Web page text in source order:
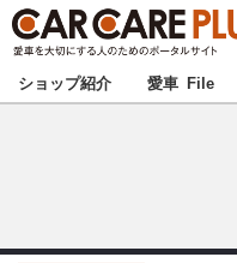
★カーケアプラス認定★
甲信越
ショップ紹介 愛車 File